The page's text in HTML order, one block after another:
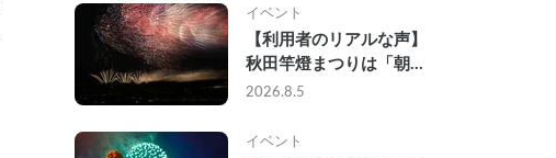
イベント
【利用者のリアルな声】
秋田竿燈まつりは「朝か
ら夜まで」の祭り。キャ
組の記録
2026.8.5
イベント